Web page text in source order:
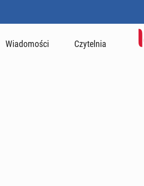
Wiadomości Czytelnia